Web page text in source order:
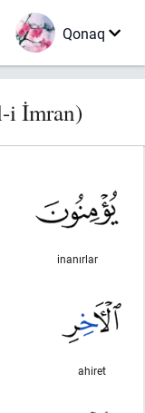
Qonaq
i İmran)
inanırlar
ahiret